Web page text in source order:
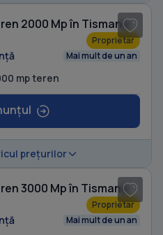
2000 Mp în Tismana
Proprietar
Mai mult de un an
mp teren
prețurilor
3000 Mp în Tismana
Proprietar
Mai mult de un an